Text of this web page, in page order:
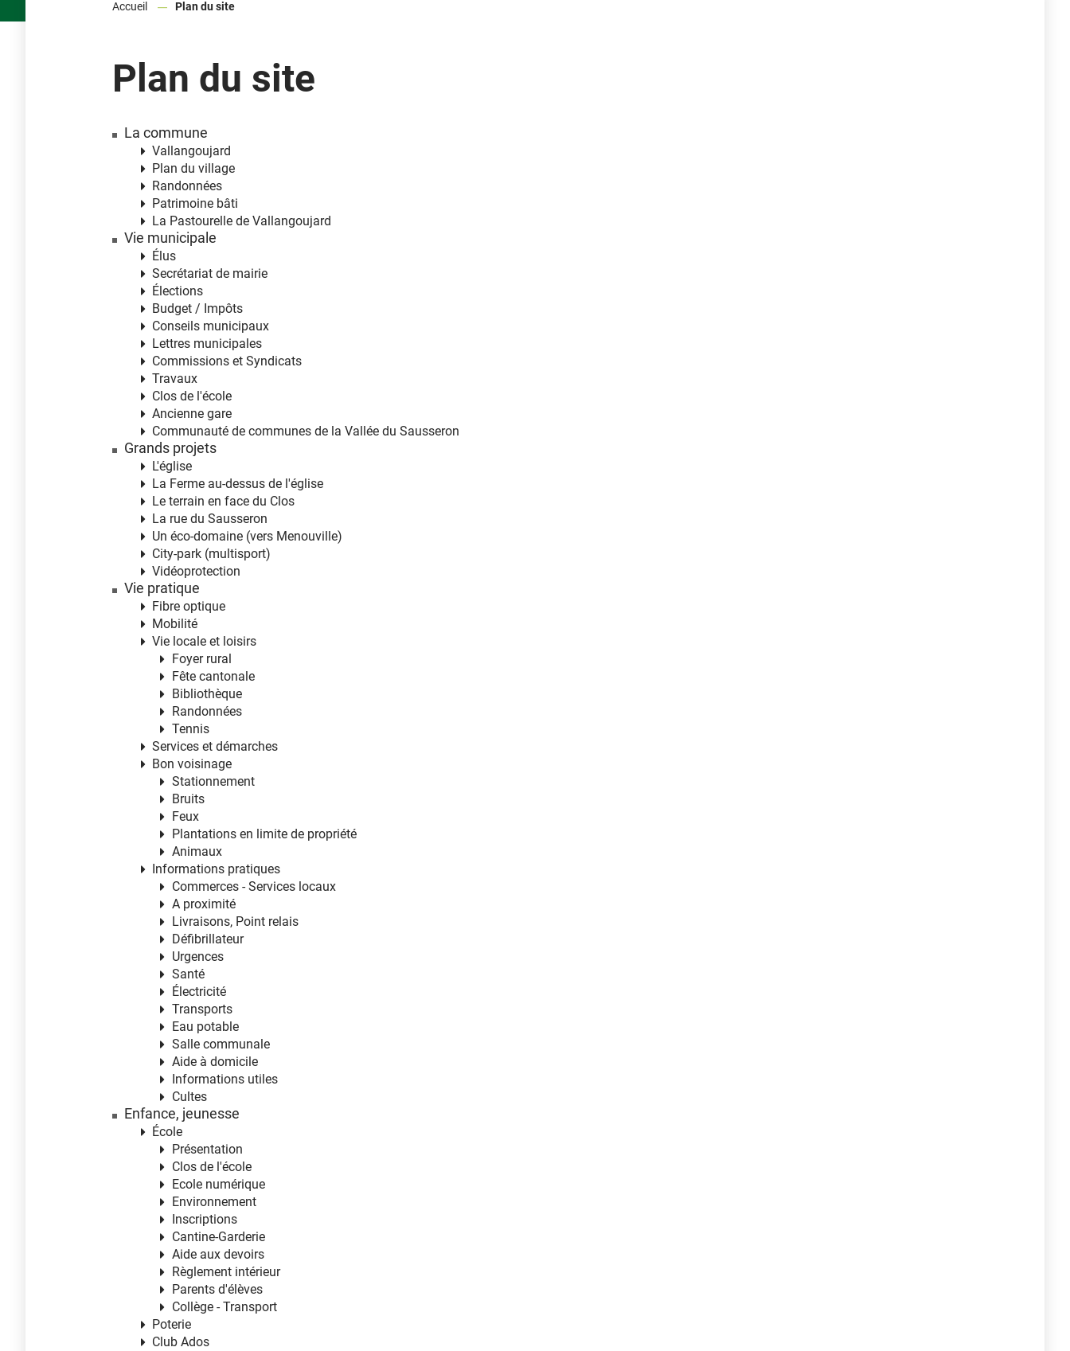
Accueil Plan du site
Plan du site
La commune
Vallangoujard
Plan du village
Randonnées
Patrimoine bâti
La Pastourelle de Vallangoujard
Vie municipale
Élus
Secrétariat de mairie
Élections
Budget / Impôts
Conseils municipaux
Lettres municipales
Commissions et Syndicats
Travaux
Clos de l'école
Ancienne gare
Communauté de communes de la Vallée du Sausseron
Grands projets
L'église
La Ferme au-dessus de l'église
Le terrain en face du Clos
La rue du Sausseron
Un éco-domaine (vers Menouville)
City-park (multisport)
Vidéoprotection
Vie pratique
Fibre optique
Mobilité
Vie locale et loisirs
Foyer rural
Fête cantonale
Bibliothèque
Randonnées
Tennis
Services et démarches
Bon voisinage
Stationnement
Bruits
Feux
Plantations en limite de propriété
Animaux
Informations pratiques
Commerces - Services locaux
A proximité
Livraisons, Point relais
Défibrillateur
Urgences
Santé
Électricité
Transports
Eau potable
Salle communale
Aide à domicile
Informations utiles
Cultes
Enfance, jeunesse
École
Présentation
Clos de l'école
Ecole numérique
Environnement
Inscriptions
Cantine-Garderie
Aide aux devoirs
Règlement intérieur
Parents d'élèves
Collège - Transport
Poterie
Club Ados